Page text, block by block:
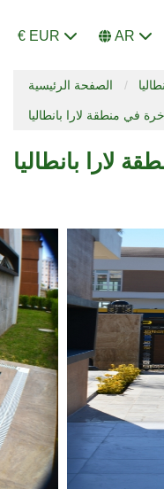
€ EUR AR
الصفحة الرئيسية
في منطقة لارا بانطاليا
لارا بانطاليا